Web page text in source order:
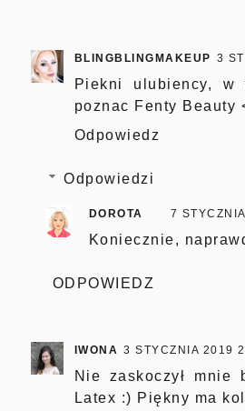
BLINGBLINGMAKEUP 3
Piekni ulubiency, w
poznac Fenty Beauty
Odpowiedz
Odpowiedzi
DOROTA 7
Koniecznie,
ODPOWIEDZ
IWONA 3 STYCZNIA 2019
Nie zaskoczył mnie
Latex :) Piękny ma